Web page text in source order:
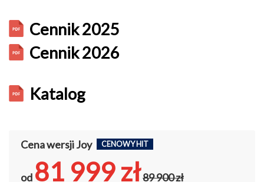
Cennik 2025
Cennik 2026
Katalog
Cena wersji Joy CENOWY HIT
od 81 999 zł89 900 zł